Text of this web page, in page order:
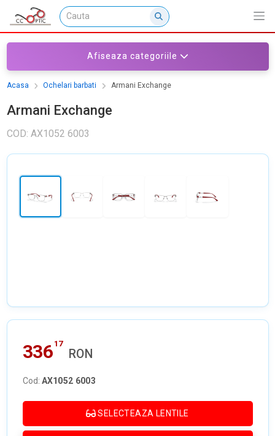
Afiseaza categoriile
Acasa Ochelari barbati Armani Exchange
Armani Exchange
COD: AX1052 6003
336 17
RON
Cod: AX1052 6003
SELECTEAZA LENTILE